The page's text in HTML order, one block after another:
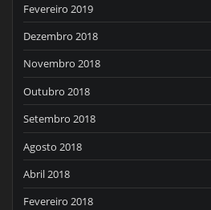
Fevereiro 2019
Dezembro 2018
Novembro 2018
Outubro 2018
Setembro 2018
Agosto 2018
Abril 2018
Fevereiro 2018